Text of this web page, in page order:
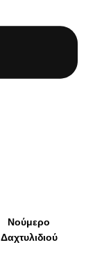
Νούμερο
Δαχτυλιδιού